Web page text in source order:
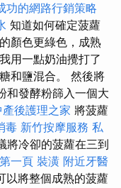
功的網路行銷策略
知道如何確定菠蘿
顏色更綠色，成熟
用一點奶油攪打了
和鹽混合。 然後將
和發酵粉篩入一個大
產後護理之家 將菠蘿
毒 新竹按摩服務 私
將冷卻的菠蘿在三到
一頁 裝潢 附近牙醫
以將整個成熟的菠蘿